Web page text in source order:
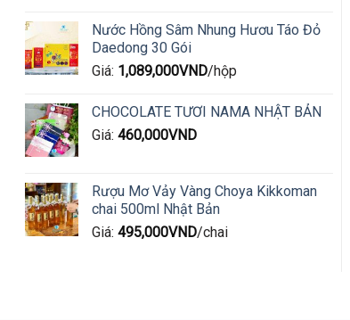
Nước Hồng Sâm Nhung Hươu Táo Đỏ
Daedong 30 Gói
Giá: 1,089,000VND/hộp
CHOCOLATE TƯƠI NAMA NHẬT BẢN
Giá: 460,000VND
Rượu Mơ Vảy Vàng Choya Kikkoman
chai 500ml Nhật Bản
Giá: 495,000VND/chai